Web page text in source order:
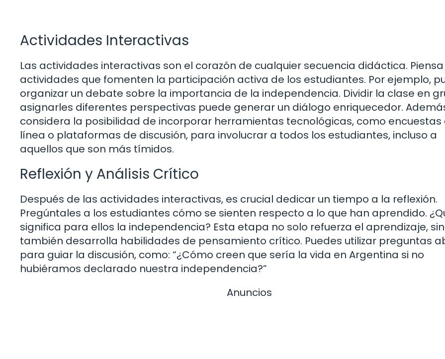
Actividades Interactivas
Las actividades interactivas son el corazón de cualquier secuencia didáctica.
actividades que fomenten la participación activa de los estudiantes. Por ejemplo,
organizar un debate sobre la importancia de la independencia. Dividir la clase en
asignarles diferentes perspectivas puede generar un diálogo enriquecedor.
considera la posibilidad de incorporar herramientas tecnológicas, como encuestas
línea o plataformas de discusión, para involucrar a todos los estudiantes, incluso a
aquellos que son más tímidos.
Reflexión y Análisis Crítico
Después de las actividades interactivas, es crucial dedicar un tiempo a la reflexión.
Pregúntales a los estudiantes cómo se sienten respecto a lo que han aprendido.
significa para ellos la independencia? Esta etapa no solo refuerza el aprendizaje,
también desarrolla habilidades de pensamiento crítico. Puedes utilizar preguntas
para guiar la discusión, como: “¿Cómo creen que sería la vida en Argentina si no
hubiéramos declarado nuestra independencia?”
Anuncios